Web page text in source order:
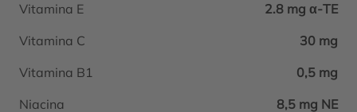
Vitamina E
2.8 mg α-TE
Vitamina C
30 mg
Vitamina B1
0,5 mg
Niacina
8,5 mg NE